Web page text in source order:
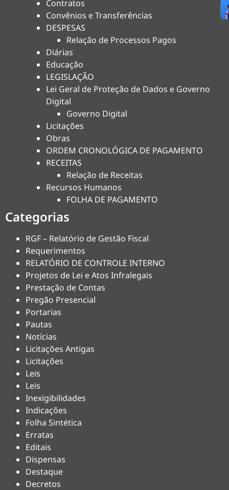
Contratos
Convênios e Transferências
DESPESAS
Relação de Processos Pagos
Diárias
Educação
LEGISLAÇÃO
Lei Geral de Proteção de Dados e Governo
Digital
Governo Digital
Licitações
Obras
ORDEM CRONOLÓGICA DE PAGAMENTO
RECEITAS
Relação de Receitas
Recursos Humanos
FOLHA DE PAGAMENTO
Categorias
RGF – Relatório de Gestão Fiscal
Requerimentos
RELATÓRIO DE CONTROLE INTERNO
Projetos de Lei e Atos Infralegais
Prestação de Contas
Pregão Presencial
Portarias
Pautas
Notícias
Licitações Antigas
Licitações
Leis
Leis
Inexigibilidades
Indicações
Folha Sintética
Erratas
Editais
Dispensas
Destaque
Decretos